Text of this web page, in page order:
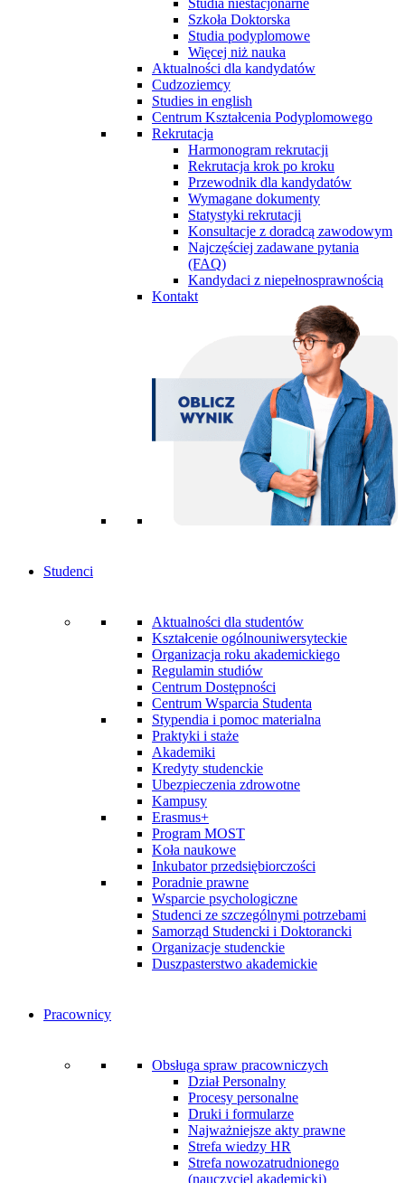
Studia niestacjonarne
Szkoła Doktorska
Studia podyplomowe
Więcej niż nauka
Aktualności dla kandydatów
Cudzoziemcy
Studies in english
Centrum Kształcenia Podyplomowego
Rekrutacja
Harmonogram rekrutacji
Rekrutacja krok po kroku
Przewodnik dla kandydatów
Wymagane dokumenty
Statystyki rekrutacji
Konsultacje z doradcą zawodowym
Najczęściej zadawane pytania
(FAQ)
Kandydaci z niepełnosprawnością
Kontakt
Studenci
Aktualności dla studentów
Kształcenie ogólnouniwersyteckie
Organizacja roku akademickiego
Regulamin studiów
Centrum Dostępności
Centrum Wsparcia Studenta
Stypendia i pomoc materialna
Praktyki i staże
Akademiki
Kredyty studenckie
Ubezpieczenia zdrowotne
Kampusy
Erasmus+
Program MOST
Koła naukowe
Inkubator przedsiębiorczości
Poradnie prawne
Wsparcie psychologiczne
Studenci ze szczególnymi potrzebami
Samorząd Studencki i Doktorancki
Organizacje studenckie
Duszpasterstwo akademickie
Pracownicy
Obsługa spraw pracowniczych
Dział Personalny
Procesy personalne
Druki i formularze
Najważniejsze akty prawne
Strefa wiedzy HR
Strefa nowozatrudnionego
(nauczyciel akademicki)